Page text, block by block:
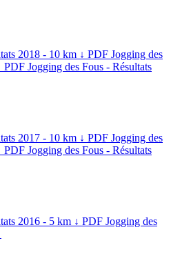
2018 - 10 km ↓ PDF Jogging des
PDF Jogging des Fous - Résultats
2017 - 10 km ↓ PDF Jogging des
PDF Jogging des Fous - Résultats
2016 - 5 km ↓ PDF Jogging des